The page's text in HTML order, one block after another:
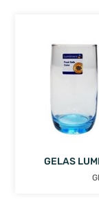
GELAS